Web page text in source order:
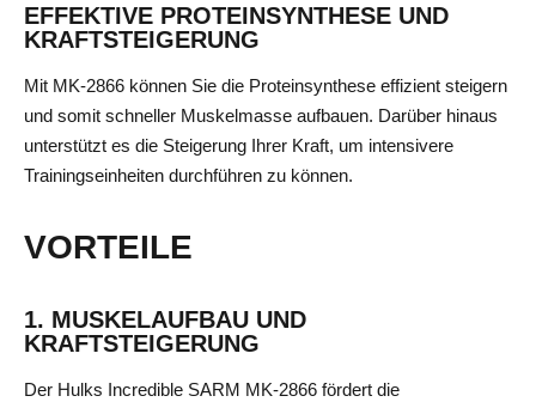
EFFEKTIVE PROTEINSYNTHESE UND
KRAFTSTEIGERUNG
Mit MK-2866 können Sie die Proteinsynthese effizient steigern
und somit schneller Muskelmasse aufbauen. Darüber hinaus
unterstützt es die Steigerung Ihrer Kraft, um intensivere
Trainingseinheiten durchführen zu können.
VORTEILE
1. MUSKELAUFBAU UND
KRAFTSTEIGERUNG
Der Hulks Incredible SARM MK-2866 fördert die